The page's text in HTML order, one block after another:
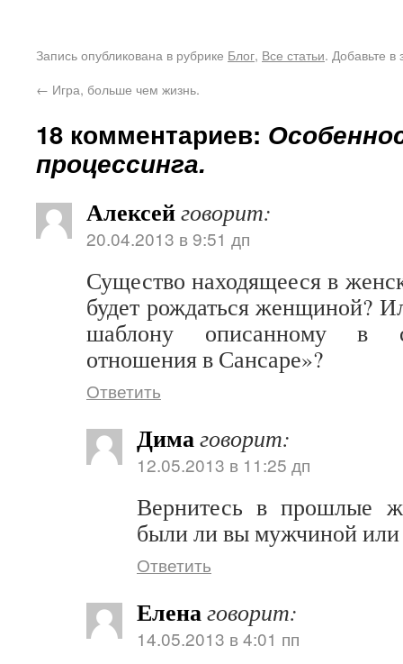
Запись опубликована в рубрике Блог, Все статьи. Добавьте в
← Игра, больше чем жизнь.
18 комментариев:
процессинга.
Алексейговорит:
20.04.2013 в 9:51 дп
Существо находящееся в
будет рождаться женщиной?
шаблону описанному в
отношения в Сансаре»?
Ответить
Димаговорит:
12.05.2013 в 11:25 дп
Вернитесь в прошлые
были ли вы мужчиной
Ответить
Еленаговорит:
14.05.2013 в 4:01 пп